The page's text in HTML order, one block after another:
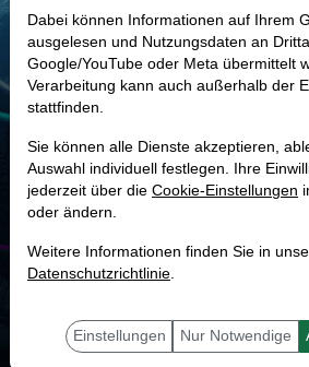
-
Marktkapitalisierung
Unternehmenswert
Umsatz
29.6 %
mit dieser Aktie erfolgreich
Dabei können Informationen auf Ihrem
ausgelesen und Nutzungsdaten an
Google/YouTube oder Meta übermittelt
Verarbeitung kann auch außerhalb der
stattfinden.
Sie können alle Dienste akzeptieren,
Auswahl individuell festlegen. Ihre
jederzeit über die Cookie-Einstellungen
oder ändern.
Weitere Informationen finden Sie in
Datenschutzrichtlinie.
Einstellungen Nur Notwendige